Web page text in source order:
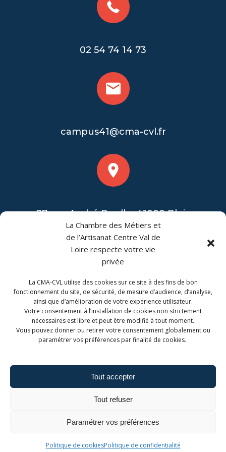
La Chambre des Métiers et
de l’Artisanat Centre Val de
Loire respecte votre vie
privée
La CMA-CVL utilise des cookies sur ce site à des fins de bon
fonctionnement du site, de sécurité, de mesure d’audience, d’analyse,
ainsi que d’amélioration de votre expérience utilisateur.
Votre consentement à l’installation de cookies non strictement
nécessaires est libre et peut être modifié à tout moment.
Vous pouvez donner ou retirer votre consentement globalement ou
paramétrer vos préférences par finalité de cookies.
Tout accepter
Tout refuser
Paramétrer vos préférences
Politique de cookiesPolitique de confidentialité
02 54 74 14 73
campus41@cma-cvl.fr
27 rue André Boulle, 41000 Blois
CONTACT
CMA Formation Blois est géré par la Chambre de
Métiers et de l'Artisanat Centre-Val de Loire.
Mentions légales
© 2026 CMA Formation - Blois.